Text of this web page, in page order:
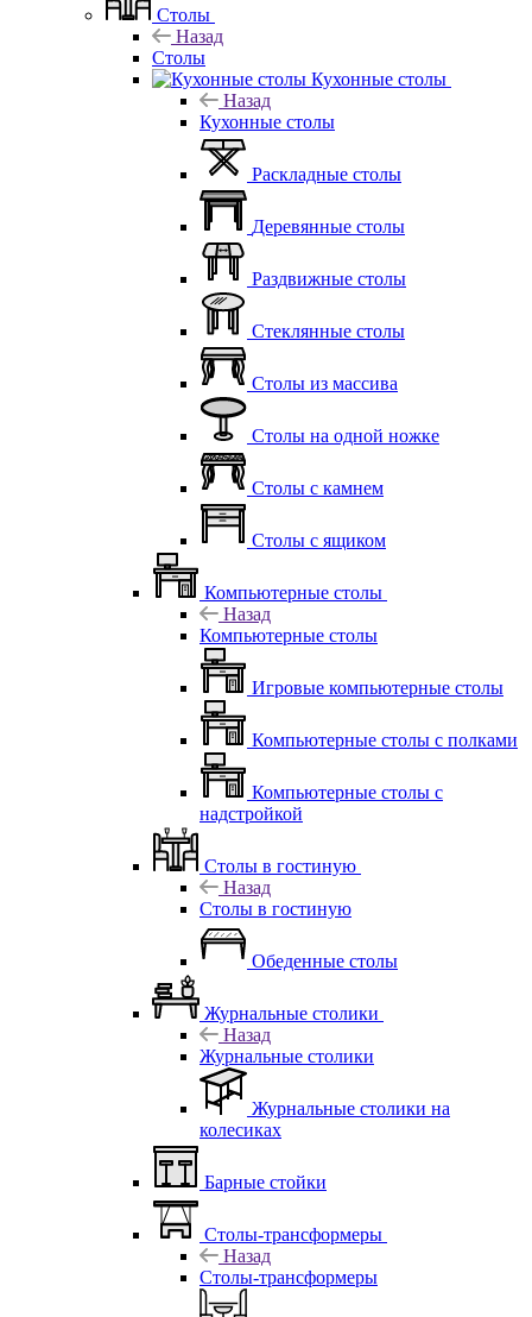
Столы
Назад
Столы
Кухонные столы
Назад
Кухонные столы
Раскладные столы
Деревянные столы
Раздвижные столы
Стеклянные столы
Столы из массива
Столы на одной ножке
Столы с камнем
Столы с ящиком
Компьютерные столы
Назад
Компьютерные столы
Игровые компьютерные столы
Компьютерные столы с полками
Компьютерные столы с
надстройкой
Столы в гостиную
Назад
Столы в гостиную
Обеденные столы
Журнальные столики
Назад
Журнальные столики
Журнальные столики на
колесиках
Барные стойки
Столы-трансформеры
Назад
Столы-трансформеры